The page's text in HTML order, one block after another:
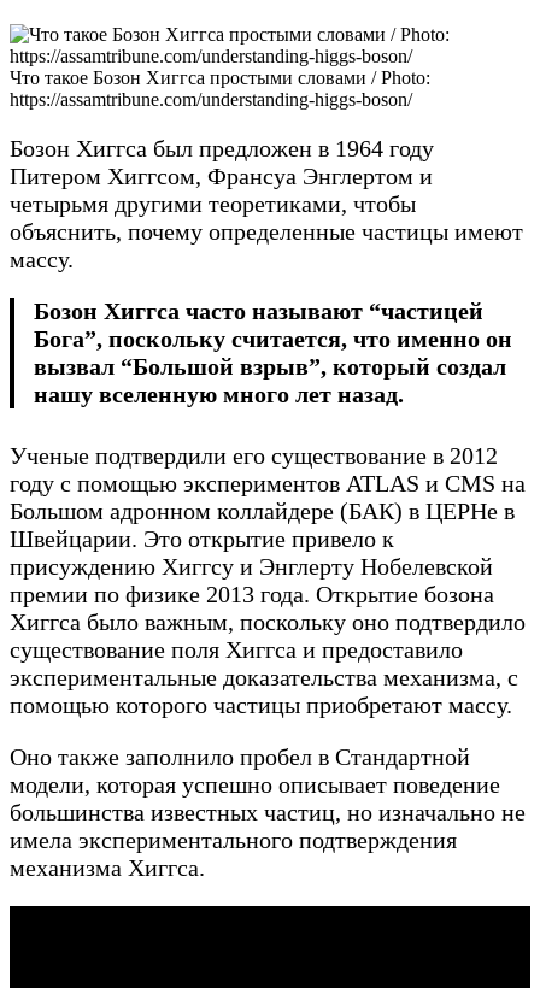
Что такое Бозон Хиггса простыми словами / Photo:
https://assamtribune.com/understanding-higgs-boson/
Бозон Хиггса был предложен в 1964 году
Питером Хиггсом, Франсуа Энглертом и
четырьмя другими теоретиками, чтобы
объяснить, почему определенные частицы имеют
массу.
Бозон Хиггса часто называют “частицей
Бога”, поскольку считается, что именно он
вызвал “Большой взрыв”, который создал
нашу вселенную много лет назад.
Ученые подтвердили его существование в 2012
году с помощью экспериментов ATLAS и CMS на
Большом адронном коллайдере (БАК) в ЦЕРНе в
Швейцарии. Это открытие привело к
присуждению Хиггсу и Энглерту Нобелевской
премии по физике 2013 года. Открытие бозона
Хиггса было важным, поскольку оно подтвердило
существование поля Хиггса и предоставило
экспериментальные доказательства механизма, с
помощью которого частицы приобретают массу.
Оно также заполнило пробел в Стандартной
модели, которая успешно описывает поведение
большинства известных частиц, но изначально не
имела экспериментального подтверждения
механизма Хиггса.